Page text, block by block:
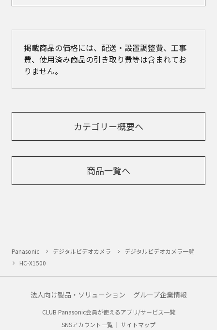
掲載商品の価格には、配送・設置調整費、工事
費、使用済み商品の引き取り費等は含まれてお
りません。
カテゴリー概要へ
商品一覧へ
Panasonic デジタルビデオカメラ
デジタルビデオカメラ一覧
HC-X1500
法人向け製品・ソリューション グループ企業情報
CLUB Panasonic会員が使えるアプリ/サービス一覧
SNSアカウント一覧
サイトマップ